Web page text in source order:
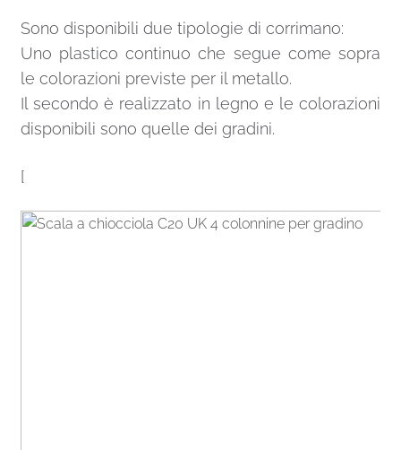
Sono disponibili due tipologie di corrimano:
Uno plastico continuo che segue come sopra
le colorazioni previste per il metallo.
Il secondo è realizzato in legno e le colorazioni
disponibili sono quelle dei gradini.
[